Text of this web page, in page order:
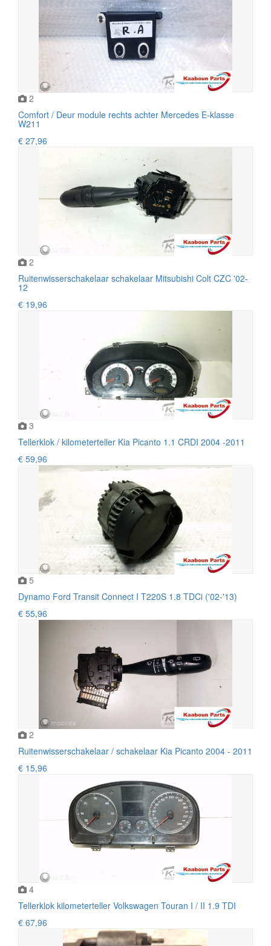
2
Comfort / Deur module rechts achter Mercedes E-klasse
W211
€ 27,96
2
Ruitenwisserschakelaar schakelaar Mitsubishi Colt CZC '02-
12
€ 19,96
3
Tellerklok / kilometerteller Kia Picanto 1.1 CRDI 2004 -2011
€ 59,96
5
Dynamo Ford Transit Connect I T220S 1.8 TDCi ('02-'13)
€ 55,96
2
Ruitenwisserschakelaar / schakelaar Kia Picanto 2004 - 2011
€ 15,96
4
Tellerklok kilometerteller Volkswagen Touran I / II 1.9 TDI
€ 67,96